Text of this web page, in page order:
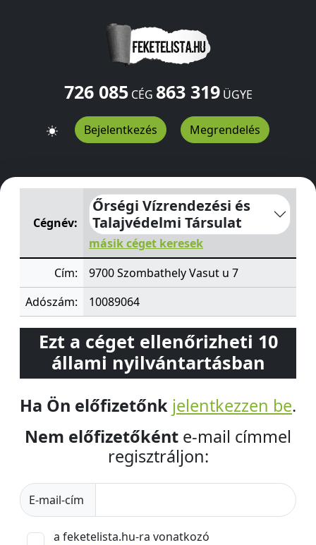
726 085CÉG 863 319ÜGYE
Bejelentkezés Megrendelés
Őrségi Vízrendezési és Talajvédelmi TársulatVasut u 7
Cégnév:
Őrségi Vízrendezési és
Talajvédelmi Társulat
másik céget keresek
Cím:
9700 Szombathely Vasut u 7
Adószám:
10089064
Ezt a céget ellenőrizheti 10
állami nyilvántartásban
Ha Ön előfizetőnk jelentkezzen be.
Nem előfizetőként e-mail címmel
regisztráljon:
E-mail-cím
a feketelista.hu-ra vonatkozó